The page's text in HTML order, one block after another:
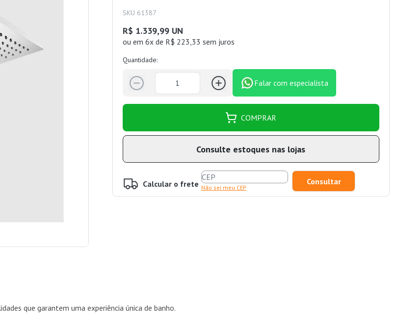
SKU 61387
R$ 1.339,99 UN
ou em 6x de R$ 223,33 sem juros
Quantidade:
Falar com especialista
COMPRAR
Consulte estoques nas lojas
Calcular o frete Não sei meu CEP
que garantem uma experiência única de banho.